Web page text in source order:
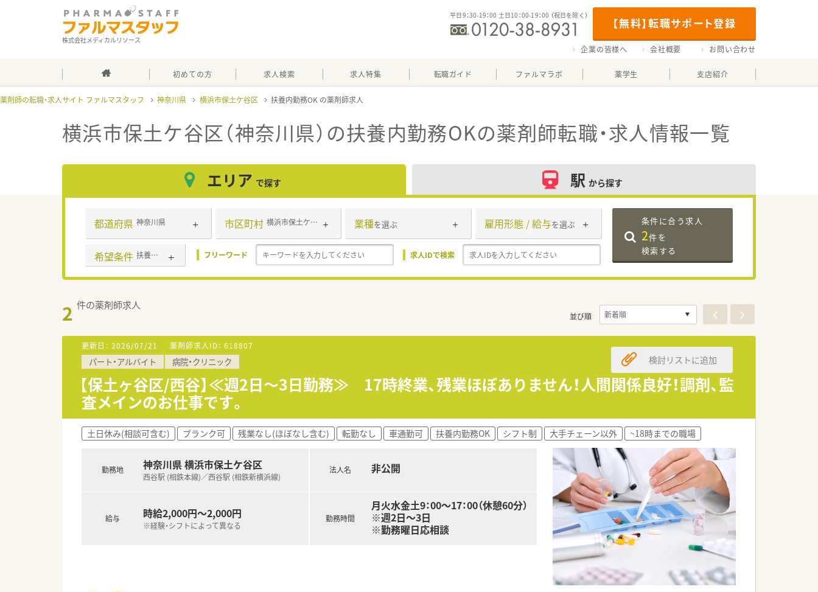
株式会社メディカルリソース
【無料】転職サポート登録
平日9：30-19：00 土日10：00-19：00 （祝日を除く）
企業の皆様へ 会社概要 お問い合わせ
初めての方 求人検索 求人特集 転職ガイド ファルマラボ 薬学生 支店紹介
薬剤師の転職・求人サイト ファルマスタッフ 神奈川県 横浜市保土ケ谷区 扶養内勤務OK
横浜市保土ケ谷区（神奈川県）の扶養内勤務OKの薬剤師転職・求人情報一覧
エリア で探す 駅 から探す
都道府県 神奈川県 市区町村 横浜市保土ケ谷区 業種を選ぶ 雇用形態 / 給与を選ぶ
希望条件 扶養内勤務OK フリーワード 求人IDで検索
条件に合う求人
2件を
検索する
2 件の薬剤師求人
並び順
更新日： 2026/07/21 薬剤師求人ID： 618807
パート・アルバイト 病院・クリニック
【保土ヶ谷区/西谷】≪週2日～3日勤務≫ 17時終業、残業ほぼありません！人間関係良好！調剤、監
査メインのお仕事です。
検討リストに追加
土日休み(相談可含む) ブランク可 残業なし(ほぼなし含む) 転勤なし 車通勤可 扶養内勤務OK シフト制 大手チェーン以外 ~18時までの職場
勤務地 神奈川県 横浜市保土ケ谷区
西谷駅 (相鉄本線)／西谷駅 (相鉄新横浜線)
給与 時給2,000円～2,000円
※経験・シフトによって異なる
法人名 非公開
勤務時間
月火水金土9：00～17：00（休憩60分）
※週2日～3日
※勤務曜日応相談